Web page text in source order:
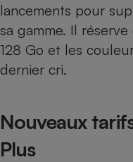
lancements pour
sa gamme. Il
128 Go et les
dernier cri.
Nouveaux
Plus